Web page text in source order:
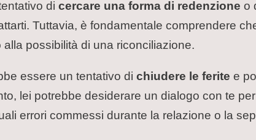
di cercare una forma di redenzione o
Tuttavia, è fondamentale comprendere
alla possibilità di una riconciliazione.
essere un tentativo di chiudere le ferite e
lei potrebbe desiderare un dialogo con te
errori commessi durante la relazione o la